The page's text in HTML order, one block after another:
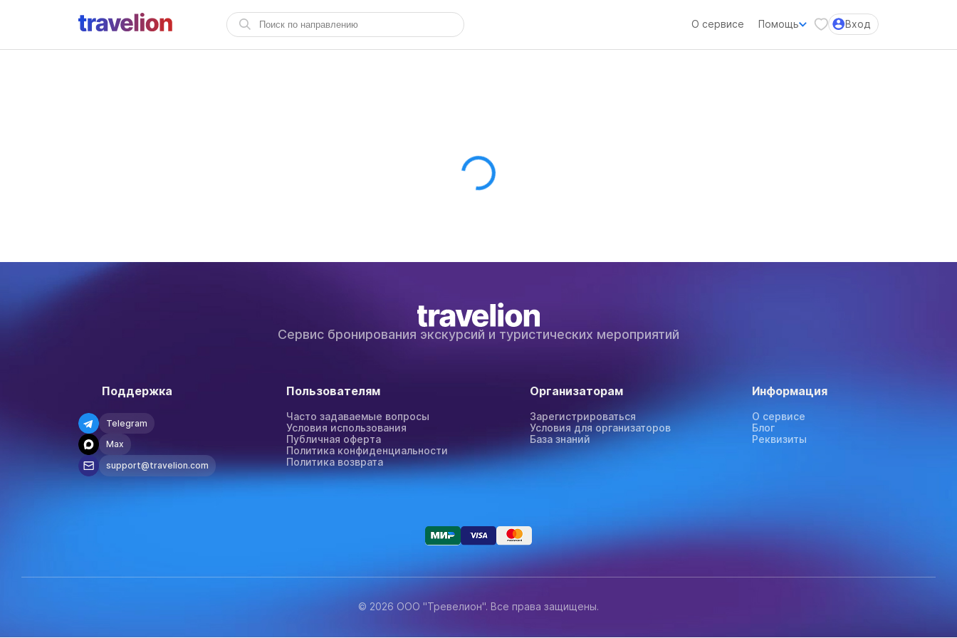
О сервисе Помощь Вход
Сервис бронирования экскурсий и туристических мероприятий
Поддержка
Telegram
Max
support@travelion.com
Пользователям
Часто задаваемые вопросы
Условия использования
Публичная оферта
Политика конфиденциальности
Политика возврата
Организаторам
Зарегистрироваться
Условия для организаторов
База знаний
Информация
О сервисе
Блог
Реквизиты
© 2026 ООО "Тревелион". Все права защищены.